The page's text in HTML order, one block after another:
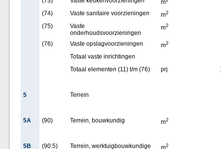
m
(74) Vaste sanitaire voorzieningen m2
(75)
Vaste
onderhoudsvoorzieningen
m2
(76) Vaste opslagvoorzieningen m2
Totaal vaste inrichtingen
Totaal elementen (11) t/m (76)
prj
5 Terrein
5A (90) Terrein, bouwkundig m2
5B (90.5)
Terrein, werktuigbouwkundige
m2